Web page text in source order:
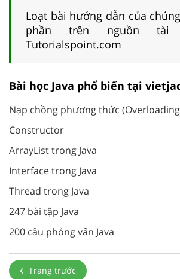
Loạt bài hướng dẫn của
phần trên nguồn tài
Tutorialspoint.com
Bài học Java phổ biến tại
Nạp chồng phương thức
Constructor
ArrayList trong Java
Interface trong Java
Thread trong Java
247 bài tập Java
200 câu phỏng vấn Java
Trang trước